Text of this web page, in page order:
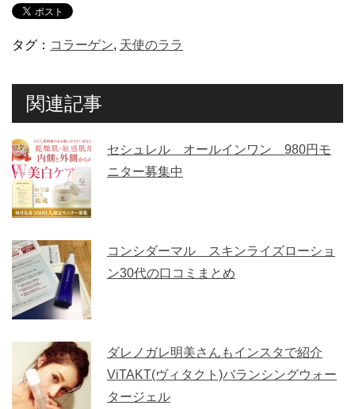
タグ： コラーゲン, 天使のララ
関連記事
セシュレル オールインワン 980円モ
ニター募集中
コンシダーマル スキンライズローショ
ン30代の口コミまとめ
ダレノガレ明美さんもインスタで紹介
ViTAKT(ヴィタクト)バランシングウォー
タージェル